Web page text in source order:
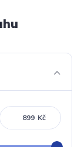
Kč